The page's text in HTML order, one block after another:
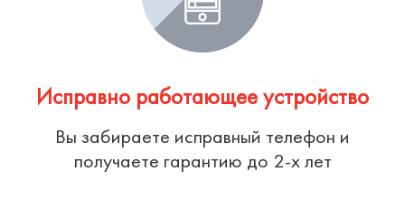
Исправно работающее устройство
Вы забираете исправный телефон и
получаете гарантию до 2-х лет